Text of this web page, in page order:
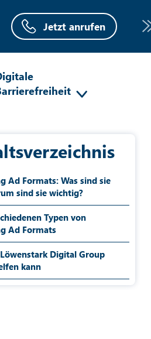
Jetzt anrufen
Ad Formats: Was sind sie
sind sie wichtig?
Typen von
Ad Formats
Digital Group
kann